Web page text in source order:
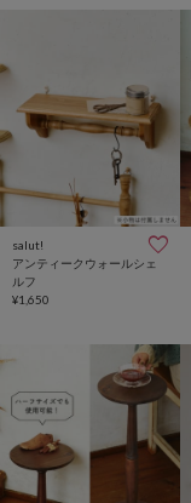
salut!
アンティークウォールシェ
ルフ
¥1,650